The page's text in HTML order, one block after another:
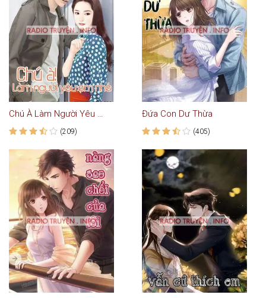
Chú À Làm Người Yêu Em Nhé - Truyện Ngôn Tình
(209)
Đứa Con Dư Thừa
(405)